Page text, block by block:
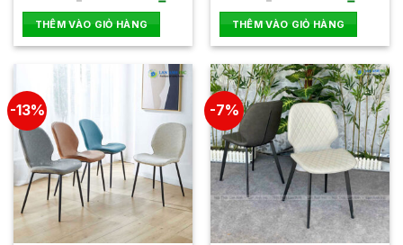
phẩm
hạng
0
5
là:
1.050.000₫.
920.000₫.
THÊM VÀO GIỎ HÀNG
hạng
0
5
sao
là:
800.000₫.
tại
là:
THÊM VÀO GIỎ HÀNG
-13% -7%